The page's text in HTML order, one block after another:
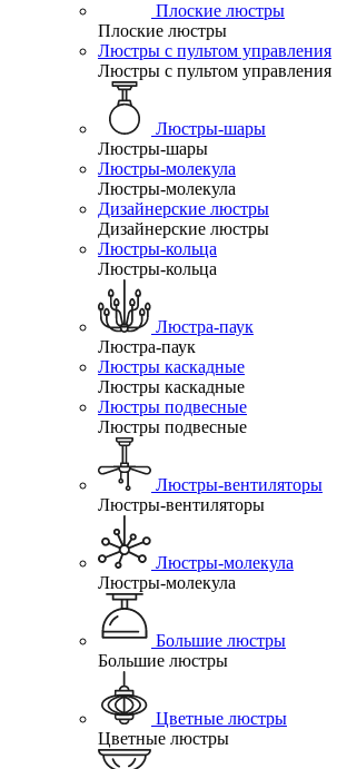
Плоские люстры
Плоские люстры
Люстры с пультом управления
Люстры с пультом управления
Люстры-шары
Люстры-шары
Люстры-молекула
Люстры-молекула
Дизайнерские люстры
Дизайнерские люстры
Люстры-кольца
Люстры-кольца
Люстра-паук
Люстра-паук
Люстры каскадные
Люстры каскадные
Люстры подвесные
Люстры подвесные
Люстры-вентиляторы
Люстры-вентиляторы
Люстры-молекула
Люстры-молекула
Большие люстры
Большие люстры
Цветные люстры
Цветные люстры